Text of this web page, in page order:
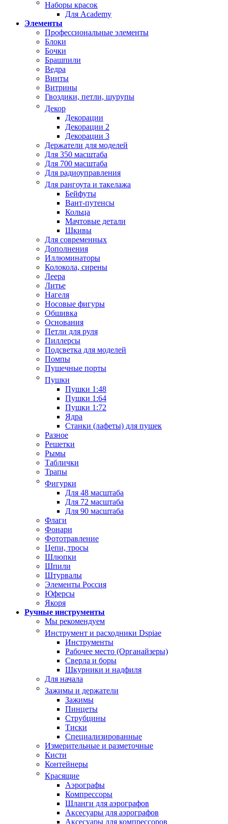
Наборы красок
Для Academy
Элементы
Профессиональные элементы
Блоки
Бочки
Брашпили
Ведра
Винты
Витрины
Гвоздики, петли, шурупы
Декор
Декорации
Декорации 2
Декорации 3
Держатели для моделей
Для 350 масштаба
Для 700 масштаба
Для радиоуправления
Для рангоута и такелажа
Бейфуты
Вант-путенсы
Кольца
Мачтовые детали
Шкивы
Для современных
Дополнения
Иллюминаторы
Колокола, сирены
Леера
Литье
Нагеля
Носовые фигуры
Обшивка
Основания
Петли для руля
Пиллерсы
Подсветка для моделей
Помпы
Пушечные порты
Пушки
Пушки 1:48
Пушки 1:64
Пушки 1:72
Ядра
Станки (лафеты) для пушек
Разное
Решетки
Рымы
Таблички
Трапы
Фигурки
Для 48 масштаба
Для 72 масштаба
Для 90 масштаба
Флаги
Фонари
Фототравление
Цепи, тросы
Шлюпки
Шпили
Штурвалы
Элементы Россия
Юферсы
Якоря
Ручные инструменты
Мы рекомендуем
Инструмент и расходники Dspiae
Инструменты
Рабочее место (Органайзеры)
Сверла и боры
Шкурники и надфиля
Для начала
Зажимы и держатели
Зажимы
Пинцеты
Струбцины
Тиски
Специализированные
Измерительные и разметочные
Кисти
Контейнеры
Красящие
Аэрографы
Компрессоры
Шланги для аэрографов
Аксесуары для аэрографов
Аксесуары для компрессоров